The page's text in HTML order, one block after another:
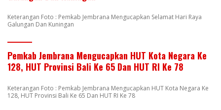
Keterangan Foto : Pemkab Jembrana Mengucapkan Selamat Hari Raya
Galungan Dan Kuningan
Pemkab Jembrana Mengucapkan HUT Kota Negara Ke
128, HUT Provinsi Bali Ke 65 Dan HUT RI Ke 78
Keterangan Foto : Pemkab Jembrana Mengucapkan HUT Kota Negara Ke
128, HUT Provinsi Bali Ke 65 Dan HUT RI Ke 78